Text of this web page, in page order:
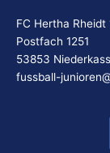
FC Hertha Rheidt
Postfach 1251
53853
fussball-